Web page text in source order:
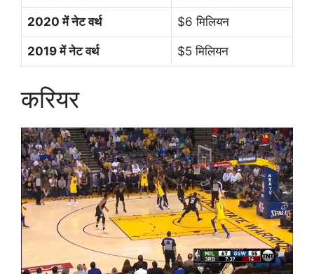
2020 में नेट वर्थ $6 मिलियन
2019 में नेट वर्थ $5 मिलियन
करियर